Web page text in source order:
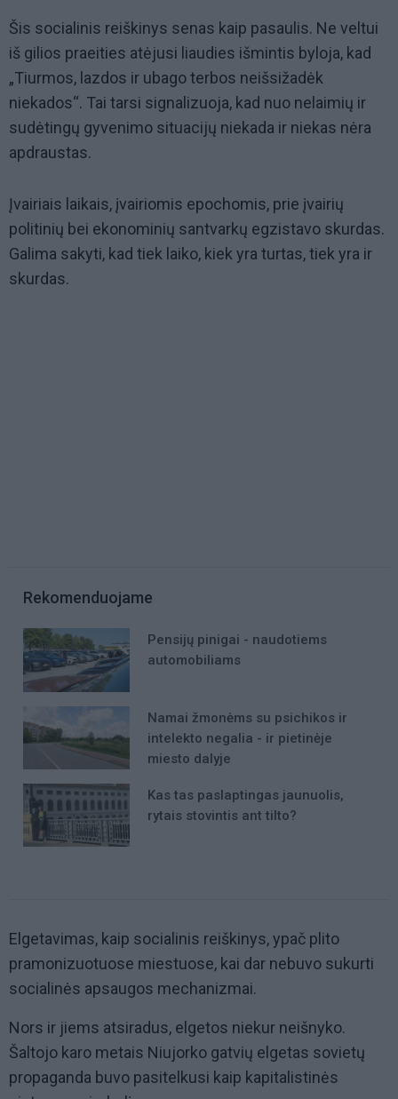
Šis socialinis reiškinys senas kaip pasaulis. Ne veltui
iš gilios praeities atėjusi liaudies išmintis byloja, kad
„Tiurmos, lazdos ir ubago terbos neišsižadėk
niekados“. Tai tarsi signalizuoja, kad nuo nelaimių ir
sudėtingų gyvenimo situacijų niekada ir niekas nėra
apdraustas.
Įvairiais laikais, įvairiomis epochomis, prie įvairių
politinių bei ekonominių santvarkų egzistavo skurdas.
Galima sakyti, kad tiek laiko, kiek yra turtas, tiek yra ir
skurdas.
Rekomenduojame
Pensijų pinigai - naudotiems
automobiliams
Namai žmonėms su psichikos ir
intelekto negalia - ir pietinėje
miesto dalyje
Kas tas paslaptingas jaunuolis,
rytais stovintis ant tilto?
Elgetavimas, kaip socialinis reiškinys, ypač plito
pramonizuotuose miestuose, kai dar nebuvo sukurti
socialinės apsaugos mechanizmai.
Nors ir jiems atsiradus, elgetos niekur neišnyko.
Šaltojo karo metais Niujorko gatvių elgetas sovietų
propaganda buvo pasitelkusi kaip kapitalistinės